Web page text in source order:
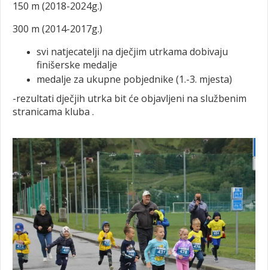
150 m (2018-2024g.)
300 m (2014-2017g.)
svi natjecatelji na dječjim utrkama dobivaju
finišerske medalje
medalje za ukupne pobjednike (1.-3. mjesta)
-rezultati dječjih utrka bit će objavljeni na službenim
stranicama kluba .